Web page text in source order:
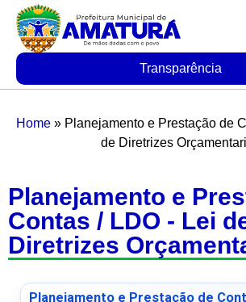
Transparência
Home» Planejamento e Prestação de
de Diretrizes
Planejamento e
Contas / LDO - Lei
Diretrizes